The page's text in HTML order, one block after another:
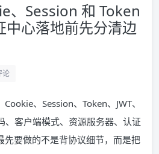
、Session 和 Token
中心落地前先分清边
论
、Session、Token、JWT、
、客户端模式、资源服务器、认证
先要做的不是背协议细节，而是把